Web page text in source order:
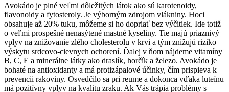
Avokádo je plné veľmi dôležitých látok ako sú karotenoidy,
flavonoidy a fytosteroly. Je výborným zdrojom vlákniny. Hoci
obsahuje až 20% tuku, môžeme si ho dopriať bez výčitiek. Ide totiž
o veľmi prospešné nenasýtené mastné kyseliny. Tie majú priaznivý
vplyv na znižovanie zlého cholesterolu v krvi a tým znižujú riziko
výskytu srdcovo-cievnych ochorení. Ďalej v ňom nájdeme vitamíny
B, C, E a minerálne látky ako draslík, horčík a železo. Avokádo je
bohaté na antioxidanty a má protizápalové účinky, čím prispieva k
prevencii rakoviny. Osvedčilo sa pri reume a dokonca vďaka luteínu
má pozitívny vplyv na kvalitu zraku. Ak Vás trápia problémy s